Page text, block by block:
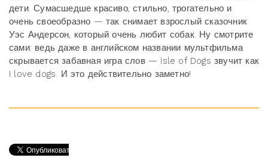
дети. Сумасшедше красиво, стильно, трогательно и
очень своеобразно — так снимает взрослый сказочник
Уэс Андерсон, который очень любит собак. Ну смотрите
сами: ведь даже в английском названии мультфильма
скрывается забавная игра слов — Isle of Dogs звучит как
I love dogs. И это действительно заметно!